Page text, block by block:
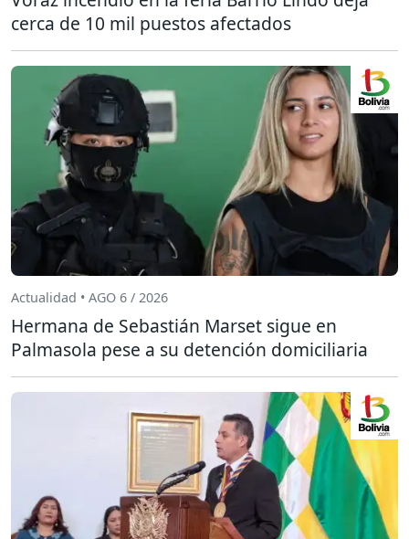
cerca de 10 mil puestos afectados
Actualidad • AGO 6 / 2026
Hermana de Sebastián Marset sigue en
Palmasola pese a su detención domiciliaria